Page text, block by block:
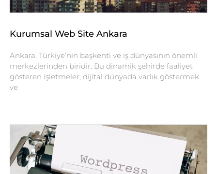
Kurumsal Web Site Ankara
Ankara, Türkiye’nin başkenti ve iş dünyasının önemli
merkezlerinden biridir. Bu dinamik şehirde faaliyet
gösteren işletmeler, dijital dünyada varlık göstermek
ve